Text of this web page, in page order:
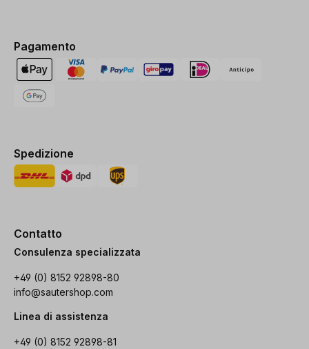
Pagamento
Spedizione
Contatto
Consulenza specializzata
+49 (0) 8152 92898-80
info@sautershop.com
Linea di assistenza
+49 (0) 8152 92898-81